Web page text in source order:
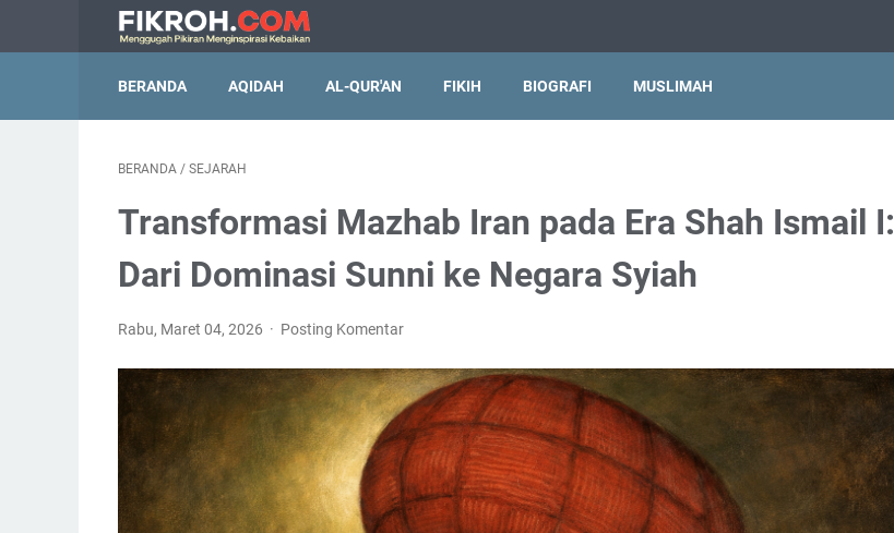
BERANDA AQIDAH AL-QUR'AN FIKIH BIOGRAFI MUSLIMAH
BERANDA / SEJARAH
Transformasi Mazhab Iran pada Era Shah Ismail I:
Dari Dominasi Sunni ke Negara Syiah
Rabu, Maret 04, 2026 Posting Komentar